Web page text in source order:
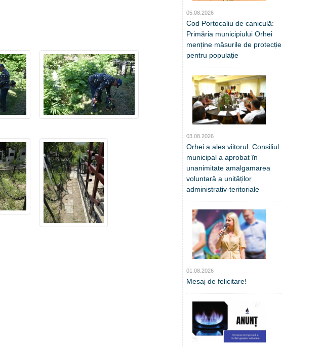
05.08.2026
Cod Portocaliu de caniculă:
Primăria municipiului Orhei
menține măsurile de protecție
pentru populație
03.08.2026
Orhei a ales viitorul. Consiliul
municipal a aprobat în
unanimitate amalgamarea
voluntară a unităților
administrativ-teritoriale
01.08.2026
Mesaj de felicitare!